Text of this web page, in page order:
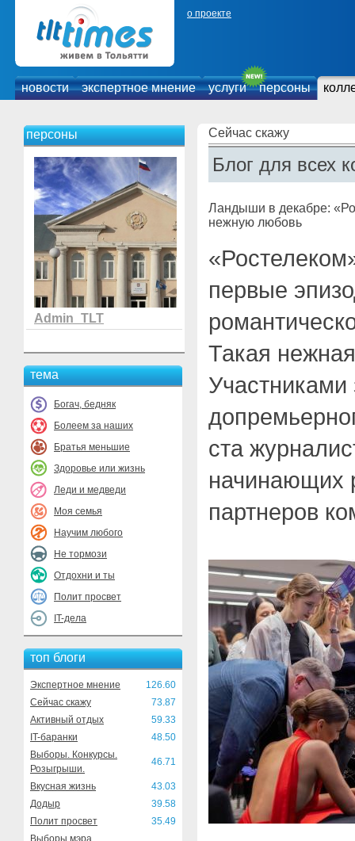
о проекте
новости экспертное мнение услуги персоны
персоны
Admin_TLT
тема
Богач, бедняк
Болеем за наших
Братья меньшие
Здоровье или жизнь
Леди и медведи
Моя семья
Научим любого
Не тормози
Отдохни и ты
Полит просвет
IT-дела
топ блоги
Экспертное мнение
126.60
Сейчас скажу
73.87
Активный отдых
59.33
IT-баранки
48.50
Выборы. Конкурсы.
Розыгрыши.
46.71
Вкусная жизнь
43.03
Додыр
39.58
Полит просвет
35.49
Выборы мэра
Сейчас скажу
Блог для всех
Ландыши в декабре:
нежную любовь
первые
Такая
Участниками
ста
начинающих
партнеров